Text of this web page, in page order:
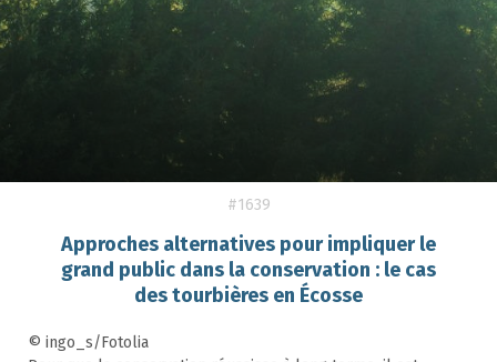
#1639
Approches alternatives pour impliquer le
grand public dans la conservation : le cas
des tourbières en Écosse
© ingo_s/Fotolia